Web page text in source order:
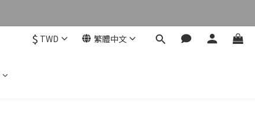
$ TWD 繁體中文